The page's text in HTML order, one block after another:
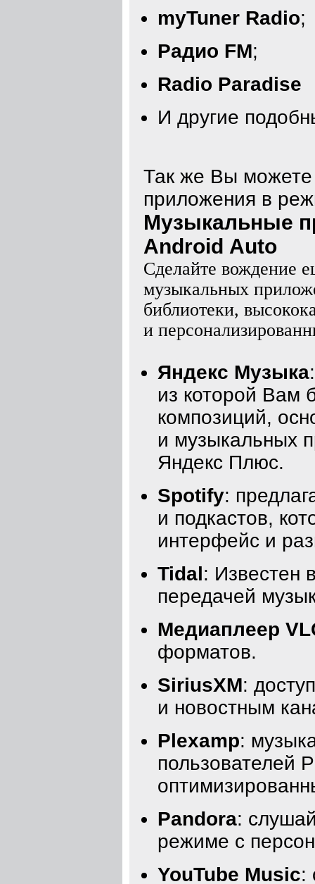
myTuner Radio;
Радио FM;
Radio Paradise
И другие
Так же Вы можете
приложения в
Музыкальные
Android Auto
Сделайте вождение
музыкальных
библиотеки,
и
Яндекс Музыка
из которой Вам
композиций,
и музыкальных
Яндекс Плюс.
Spotify:
и подкастов,
интерфейс и
Tidal: Известен
передачей
Медиаплеер
форматов.
SiriusXM:
и новостным
Plexamp:
пользователей
Pandora:
режиме с
YouTube Music: